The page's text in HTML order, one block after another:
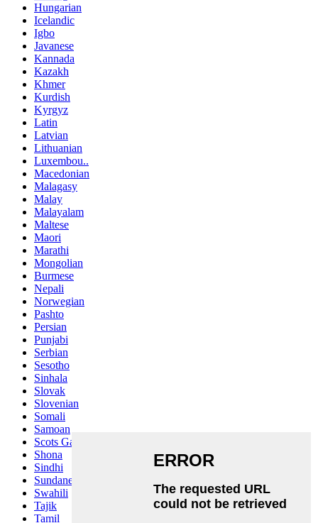
Hungarian
Icelandic
Igbo
Javanese
Kannada
Kazakh
Khmer
Kurdish
Kyrgyz
Latin
Latvian
Lithuanian
Luxembou..
Macedonian
Malagasy
Malay
Malayalam
Maltese
Maori
Marathi
Mongolian
Burmese
Nepali
Norwegian
Pashto
Persian
Punjabi
Serbian
Sesotho
Sinhala
Slovak
Slovenian
Somali
Samoan
Scots Gaelic
Shona
Sindhi
Sundanese
Swahili
Tajik
Tamil